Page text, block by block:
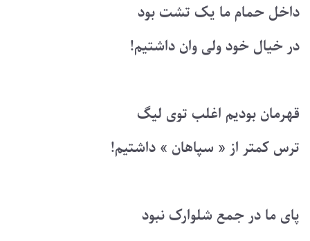
داخل حمام ما یک تشت بود
در خیال خود ولی وان داشتیم!
قهرمان بودیم اغلب توی لیگ
ترس کمتر از « سپاهان » داشتیم!
پای ما در جمع شلوارک نبود